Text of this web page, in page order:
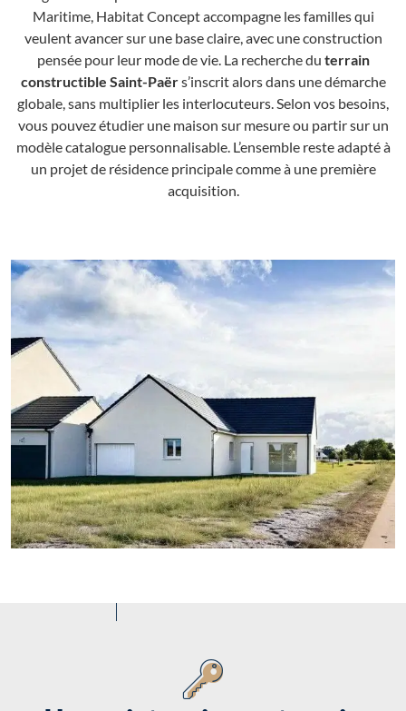
Maritime, Habitat Concept accompagne les familles qui
veulent avancer sur une base claire, avec une construction
pensée pour leur mode de vie. La recherche du terrain
constructible Saint-Paërs’inscrit alors dans une démarche
globale, sans multiplier les interlocuteurs. Selon vos besoins,
vous pouvez étudier une maison sur mesure ou partir sur un
modèle catalogue personnalisable. L’ensemble reste adapté à
un projet de résidence principale comme à une première
acquisition.